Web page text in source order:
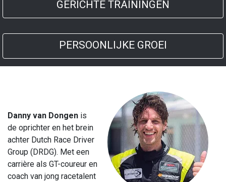
GERICHTE TRAININGEN
PERSOONLIJKE GROEI
Danny van Dongen is
de oprichter en het brein
achter Dutch Race Driver
Group (DRDG). Met een
carrière als GT-coureur en
coach van jong racetalent